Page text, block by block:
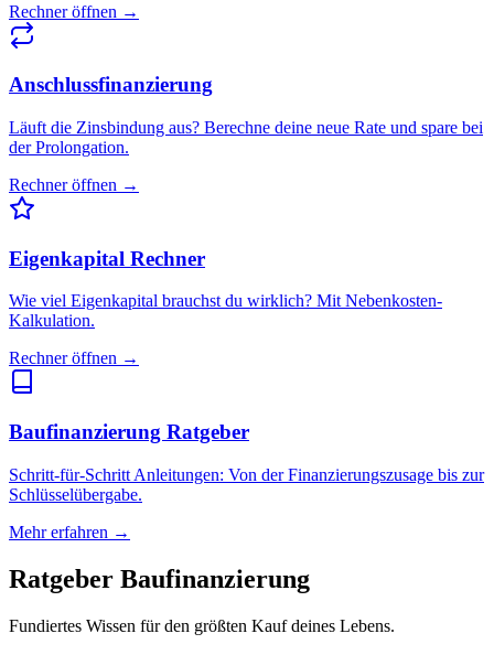
Rechner öffnen →
Anschlussfinanzierung
Läuft die Zinsbindung aus? Berechne deine neue Rate und spare bei
der Prolongation.
Rechner öffnen →
Eigenkapital Rechner
Wie viel Eigenkapital brauchst du wirklich? Mit Nebenkosten-
Kalkulation.
Rechner öffnen →
Baufinanzierung Ratgeber
Schritt-für-Schritt Anleitungen: Von der Finanzierungszusage bis zur
Schlüsselübergabe.
Mehr erfahren →
Ratgeber Baufinanzierung
Fundiertes Wissen für den größten Kauf deines Lebens.